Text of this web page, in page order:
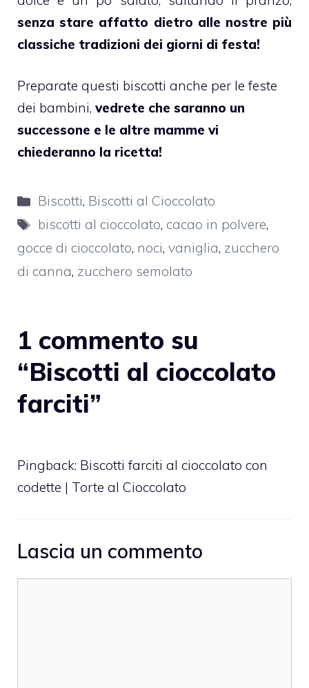
senza stare affatto dietro alle nostre più
classiche tradizioni dei giorni di festa!
Preparate questi biscotti anche per le feste
dei bambini, vedrete che saranno un
successone e le altre mamme vi
chiederanno la ricetta!
Categorie
Biscotti, Biscotti al Cioccolato
Tag
biscotti al cioccolato, cacao in polvere,
gocce di cioccolato, noci, vaniglia, zucchero
di canna, zucchero semolato
1 commento su
“Biscotti al cioccolato
farciti”
Pingback: Biscotti farciti al cioccolato con
codette | Torte al Cioccolato
Lascia un commento